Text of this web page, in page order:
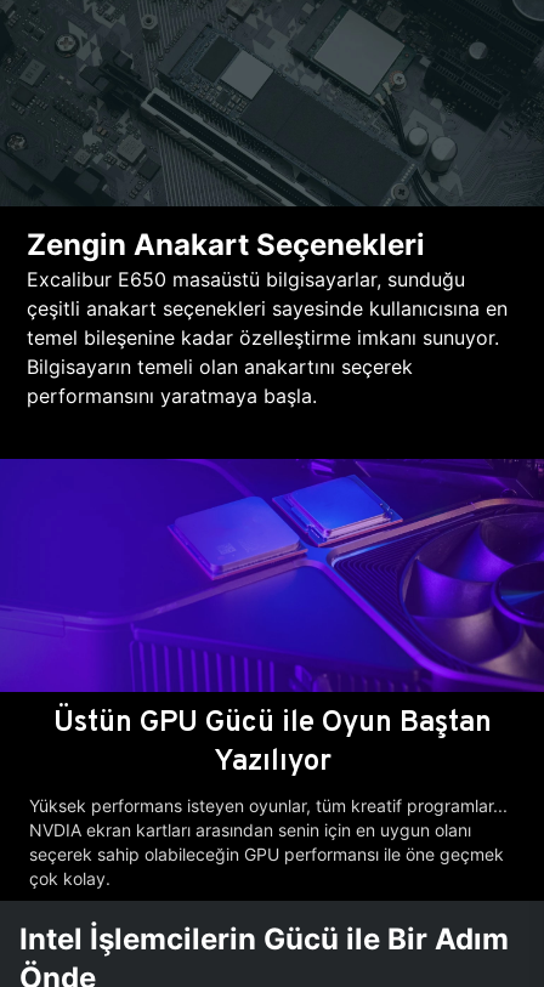
Zengin Anakart Seçenekleri
Excalibur E650 masaüstü bilgisayarlar, sunduğu
çeşitli anakart seçenekleri sayesinde kullanıcısına en
temel bileşenine kadar özelleştirme imkanı sunuyor.
Bilgisayarın temeli olan anakartını seçerek
performansını yaratmaya başla.
Üstün GPU Gücü ile Oyun Baştan
Yazılıyor
Yüksek performans isteyen oyunlar, tüm kreatif programlar...
NVDIA ekran kartları arasından senin için en uygun olanı
seçerek sahip olabileceğin GPU performansı ile öne geçmek
çok kolay.
Intel İşlemcilerin Gücü ile Bir Adım
Önde